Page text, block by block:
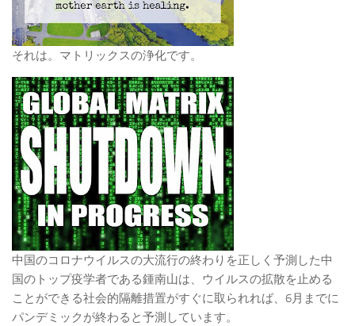
それは。マトリックスの浄化です。
中国のコロナウイルスの大流行の終わりを正しく予測した中
国のトップ疫学者である鍾南山は、ウイルスの拡散を止める
ことができる社会的隔離措置がすぐに取られれば、6月までに
パンデミックが終わると予測しています。